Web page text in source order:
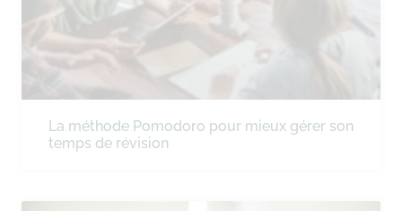
La méthode Pomodoro pour mieux gérer son
temps de révision